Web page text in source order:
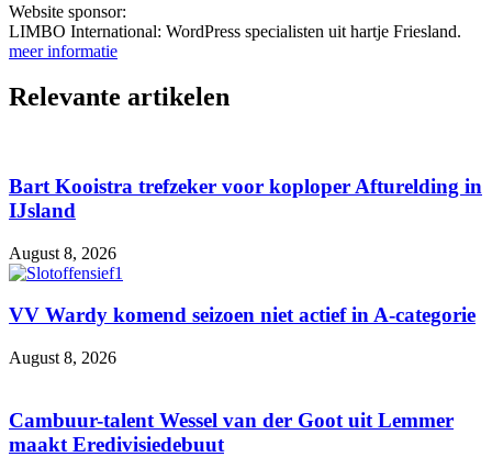
Website sponsor:
LIMBO International: WordPress specialisten uit hartje Friesland.
meer informatie
Relevante artikelen
Bart Kooistra trefzeker voor koploper Afturelding in
IJsland
August 8, 2026
VV Wardy komend seizoen niet actief in A-categorie
August 8, 2026
Cambuur-talent Wessel van der Goot uit Lemmer
maakt Eredivisiedebuut